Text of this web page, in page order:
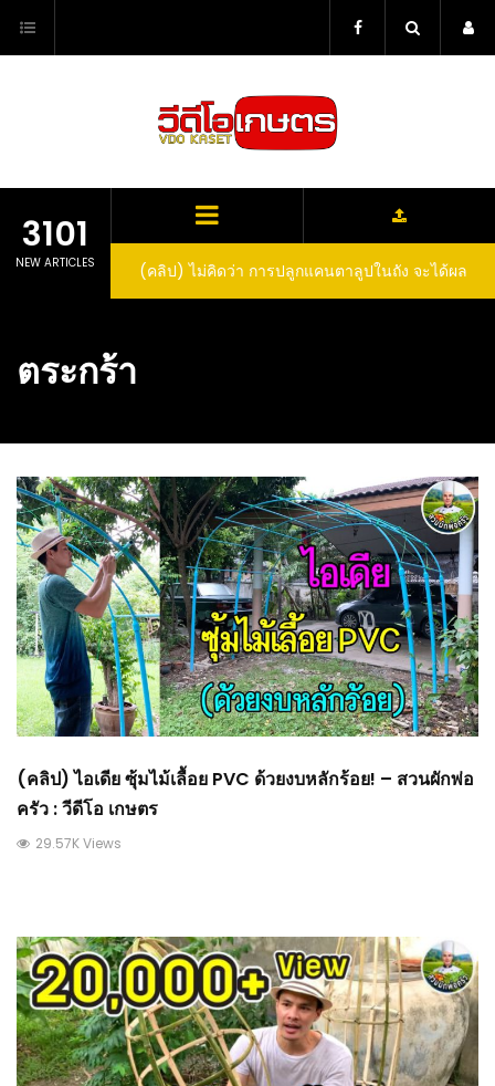
content
3101
NEW ARTICLES
(คลิป) ไม่คิดว่า การปลูกแคนตาลูปในถัง จะได้ผล
ลูกโตและหวานขนาดนี้ I didn’t expect that
ตระกร้า
(คลิป) ไอเดีย ซุ้มไม้เลื้อย PVC ด้วยงบหลักร้อย! – สวนผักพ่อ
ครัว : วีดีโอ เกษตร
29.57K Views